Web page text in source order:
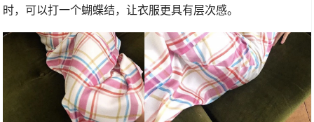
时，可以打一个蝴蝶结，让衣服更具有层次感。